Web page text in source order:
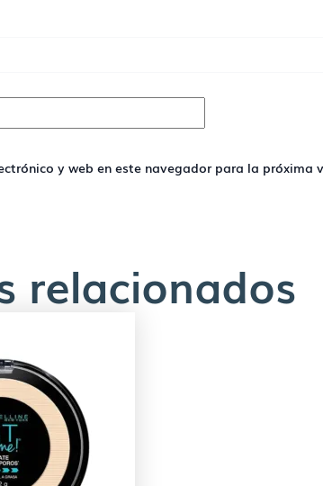
y web en este navegador para la próxima
relacionados